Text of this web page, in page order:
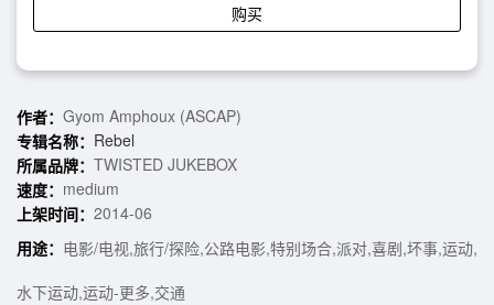
购买
作者： Gyom Amphoux (ASCAP)
专辑名称： Rebel
所属品牌： TWISTED JUKEBOX
速度： medium
上架时间： 2014-06
用途： 电影/电视,旅行/探险,公路电影,特别场合,派对,喜剧,坏事,运动,
水下运动,运动-更多,交通